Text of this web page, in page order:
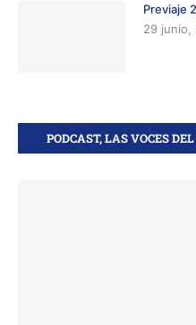
Previaje
29 junio,
PODCAST, LAS VOCES